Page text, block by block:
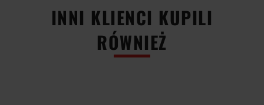
INNI KLIENCI KUPILI
RÓWNIEŻ